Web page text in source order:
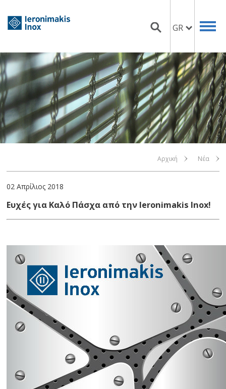
GR
Αρχική Νέα
02 Απρίλιος 2018
Ευχές για Καλό Πάσχα από την Ieronimakis Inox!